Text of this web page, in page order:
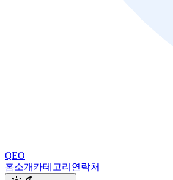
QEO
홈소개 카테고리 연락처